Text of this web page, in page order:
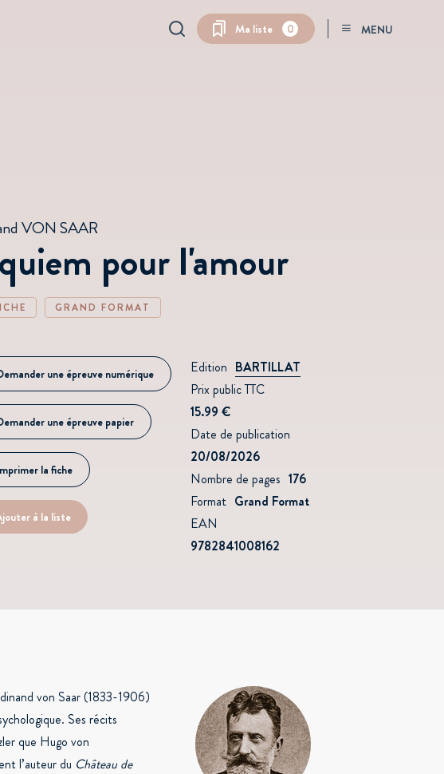
Ma liste
0 MENU
VON SAAR
pour l'amour
GRAND FORMAT
une épreuve numérique
une épreuve papier
la fiche
à la liste
Edition BARTILLAT
Prix public TTC
15.99 €
Date de publication
20/08/2026
Nombre de pages 176
Format Grand Format
EAN
9782841008162
von Saar (1833-1906)
Ses récits
que Hugo von
l’auteur du Château de